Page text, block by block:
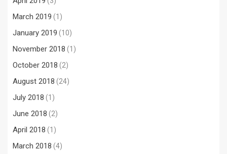
March 2019 (1)
January 2019 (10)
November 2018 (1)
October 2018 (2)
August 2018 (24)
July 2018 (1)
June 2018 (2)
April 2018 (1)
March 2018 (4)